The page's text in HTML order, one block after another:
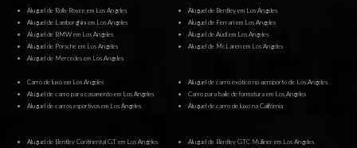
Aluguel de Rolls-Royce em Los Angeles
Aluguel de Bentley em Los Angeles
Aluguel de Lamborghini em Los Angeles
Aluguel de Ferrari em Los Angeles
Aluguel de BMW em Los Angeles
Aluguel de Audi em Los Angeles
Aluguel de Porsche em Los Angeles
Aluguel de McLaren em Los Angeles
Aluguel de Mercedes em Los Angeles
Carro de luxo em Los Angeles
Aluguel de carro exótico no aeroporto de Los Angeles
Aluguel de carro para casamento em Los Angeles
Carro para baile de formatura em Los Angeles
Aluguel de carros esportivos em Los Angeles
Aluguel de carro de luxo na Califórnia
Aluguel de Bentley Continental GT em Los Angeles
Aluguel de Bentley GTC Mulliner em Los Angeles